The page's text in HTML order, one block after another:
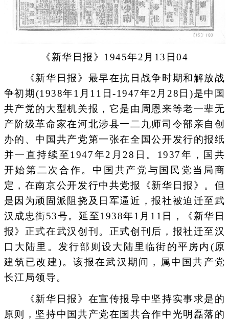
《新华日报》1945年2月13日04
《新华日报》最早在抗日战争时期和解放战
争初期(1938年1月11日-1947年2月28日)是中国
共产党的大型机关报，它是由周恩来等老一辈无
产阶级革命家在河北涉县一二九师司令部亲自创
办的、中国共产党第一张在全国公开发行的报纸
并一直持续至1947年2月28日。1937年，国共
开始第二次合作。中国共产党与国民党当局商
定，在南京公开发行中共党报《新华日报》。但
是因为顽固派阻挠及日军逼近，报社被迫迁至武
汉成忠街53号。延至1938年1月11日，《新华日
报》正式在武汉创刊。正式创刊后，报社迁至汉
口大陆里。发行部则设大陆里临街的平房内(原
建筑已改建)。该报在武汉期间，属中国共产党
长江局领导。
《新华日报》在宣传报导中坚持实事求是的
原则，坚持中国共产党在国共合作中光明磊落的